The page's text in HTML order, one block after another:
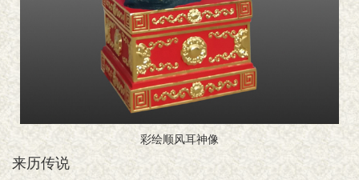
彩绘顺风耳神像
来历传说